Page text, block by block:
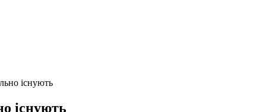
існують
існують